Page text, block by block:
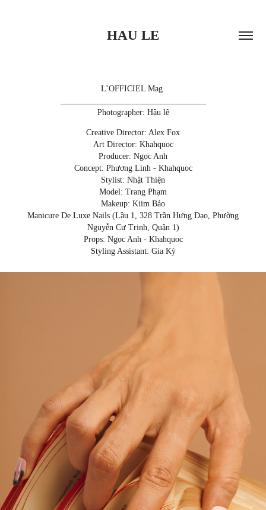
HAU LE
L’OFFICIEL Mag
Photographer: Hậu lê
Creative Director: Alex Fox
Art Director: Khahquoc
Producer: Ngọc Anh
Concept: Phương Linh - Khahquoc
Stylist: Nhật Thiện
Model: Trang Phạm
Makeup: Kiim Bảo
Manicure De Luxe Nails (Lầu 1, 328 Trần Hưng Đạo, Phường
Nguyễn Cư Trinh, Quận 1)
Props: Ngọc Anh - Khahquoc
Styling Assistant: Gia Kỳ